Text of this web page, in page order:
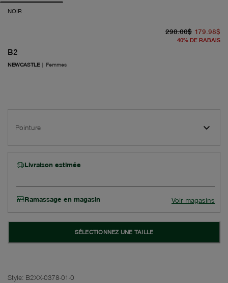
NOIR
B2
NEWCASTLE | Femmes
298.00$ 179.98$
40% DE RABAIS
Pointure
Livraison estimée
Ramassage en magasin Voir magasins
SÉLECTIONNEZ UNE TAILLE
Style: B2XX-0378-01-0